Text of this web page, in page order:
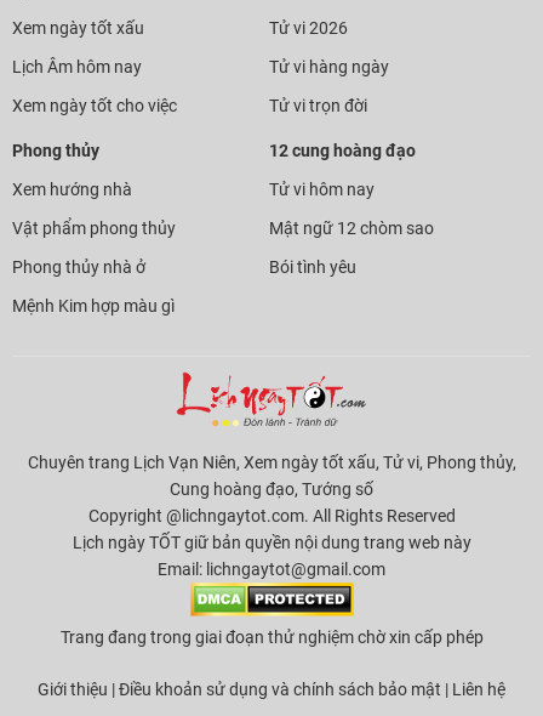
Xem ngày tốt xấu
Lịch Âm hôm nay
Xem ngày tốt cho việc
Tử vi 2026
Tử vi hàng ngày
Tử vi trọn đời
Phong thủy
Xem hướng nhà
Vật phẩm phong thủy
Phong thủy nhà ở
Mệnh Kim hợp màu gì
12 cung hoàng đạo
Tử vi hôm nay
Mật ngữ 12 chòm sao
Bói tình yêu
Chuyên trang Lịch Vạn Niên, Xem ngày tốt xấu, Tử vi, Phong thủy,
Cung hoàng đạo, Tướng số
Copyright @lichngaytot.com. All Rights Reserved
Lịch ngày TỐT giữ bản quyền nội dung trang web này
Email: lichngaytot@gmail.com
Trang đang trong giai đoạn thử nghiệm chờ xin cấp phép
Giới thiệu |Điều khoản sử dụng và chính sách bảo mật | Liên hệ